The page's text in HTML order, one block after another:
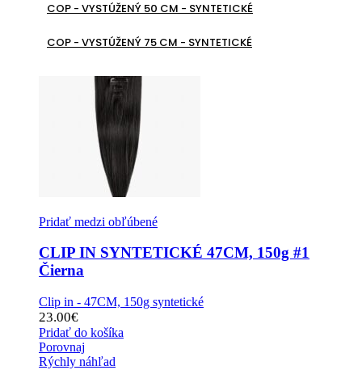
COP - VYSTÚŽENÝ 50 CM - SYNTETICKÉ
COP - VYSTÚŽENÝ 75 CM - SYNTETICKÉ
Pridať medzi obľúbené
CLIP IN SYNTETICKÉ 47CM, 150g #1
Čierna
Clip in - 47CM, 150g syntetické
23.00€
Pridať do košíka
Porovnaj
Rýchly náhľad